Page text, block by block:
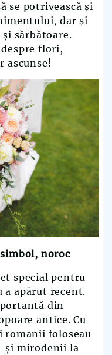
se potrivească și
dar și
sărbătoare.
flori,
ascunse!
noroc
special pentru
a apărut recent.
din
antice. Cu
foloseau
și mirodenii la